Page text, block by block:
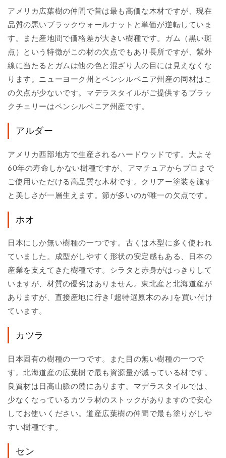
アメリカ広葉樹の仲間で昔は最も高価な木材ですが、現在
品質の悪いブラックウォールナットと単価が逆転していま
す。また産地間で価格差が大きい樹種です。ガム（黒い斑
点）という特徴がこの材の欠点でもあり長所ですが、紫外
線に当たるとガムは他の色と混ざり人の目には見えなくな
ります。ニューヨーク州とペンシルベニア州産の同材はこ
の欠点が少ないです。マデラスタイルがご提供するブラッ
クチェリーはペンシルベニア州産です。
アルダー
アメリカ西部地方で生産されるハードウッドです。大よそ
60年の寿命しかない樹種ですが、アマチュアからプロまで
ご使用いただける高品質な木材です。クリアー塗装を施す
と美しさが一層生えます。節が多いのが唯一の欠点です。
ホオ
日本にしか無い樹種の一つです。古くは木型に多く使われ
ていました。成型がしやすく形状の安定感もある、日本の
産業を支えてきた樹種です。シラタと赤身がはっきりして
いますが、材質の優劣はありません。東北産と北海道産が
ありますが、直接産地に行き｢超特選原木のみ｣を買い付け
ています。
カツラ
日本固有の樹種の一つです。また目の無い樹種の一つで
す。北海道産の広葉樹で最も資源量が減っている材です。
良質材は日高山脈の麓にあります。マデラスタイルでは、
少なくなっているカツラ材のストックがありますので安心
してお使いください。道産広葉樹の仲間で最も塗りがしや
すい樹種です。
セン